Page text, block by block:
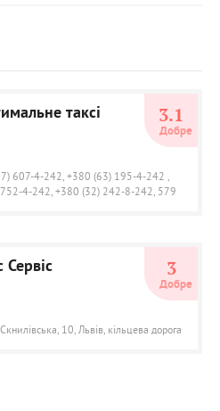
таксі
607-4-242, +380 (63) 195-4-242 ,
4-242, +380 (32) 242-8-242, 579
3.1
Добре
Сервіс
10, Львів, кільцева дорога
3
Добре